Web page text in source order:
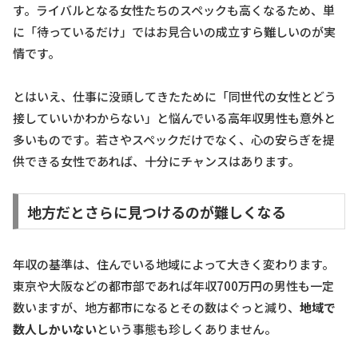
す。ライバルとなる女性たちのスペックも高くなるため、単
に「待っているだけ」ではお見合いの成立すら難しいのが実
情です。
とはいえ、仕事に没頭してきたために「同世代の女性とどう
接していいかわからない」と悩んでいる高年収男性も意外と
多いものです。若さやスペックだけでなく、心の安らぎを提
供できる女性であれば、十分にチャンスはあります。
地方だとさらに見つけるのが難しくなる
年収の基準は、住んでいる地域によって大きく変わります。
東京や大阪などの都市部であれば年収700万円の男性も一定
数いますが、地方都市になるとその数はぐっと減り、 地域で
数人しかいないという事態も珍しくありません。